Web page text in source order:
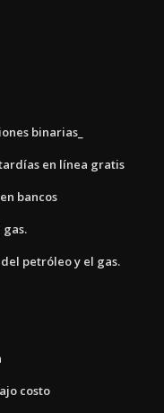
binarias_
en línea gratis
bancos
gas.
petróleo y el gas.
costo